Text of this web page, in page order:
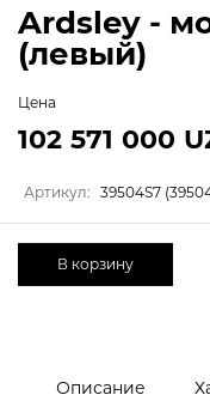
Описание
Ardsley -
(левый)
Цена
102 571 000
Артикул: 39504S7
В корзину